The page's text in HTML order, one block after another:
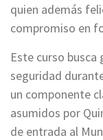
quien además
compromiso en
Este curso
seguridad
un componente
asumidos por
de entrada al